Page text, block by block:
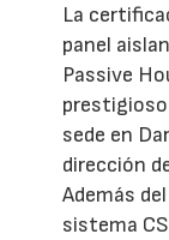
La
panel
Passive
sede en
dirección
Además
sistema